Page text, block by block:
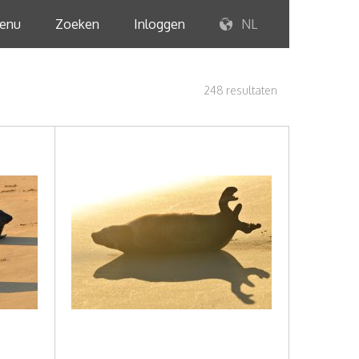
Zoeken Inloggen NL
248 resultaten